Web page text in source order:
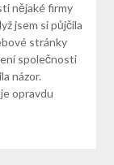
nějaké firmy
jsem si půjčila
stránky
společnosti
názor.
opravdu